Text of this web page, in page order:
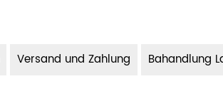
Versand und Zahlung Bahandlung